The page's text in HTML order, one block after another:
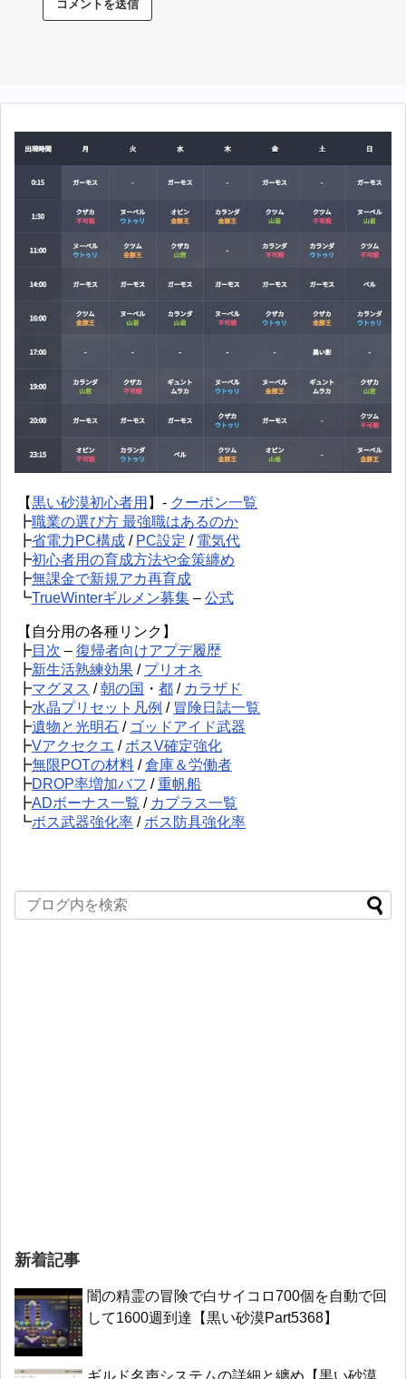
【黒い砂漠初心者用 】- クーポン一覧
┣職業の選び方 最強職はあるのか
┣省電力PC構成 / PC設定 / 電気代
┣初心者用の育成方法や金策纏め
┣無課金で新規アカ再育成
┗TrueWinterギルメン募集 – 公式
【自分用の各種リンク】
┣目次 – 復帰者向けアプデ履歴
┣新生活熟練効果 / プリオネ
┣マグヌス /朝の国 ・ 都 / カラザド
┣水晶プリセット凡例 / 冒険日誌一覧
┣遺物と光明石 / ゴッドアイド武器
┣Vアクセクエ / ボスV確定強化
┣無限POTの材料 /倉庫＆労働者
┣DROP率増加バフ /重帆船
┣ADボーナス一覧 / カプラス一覧
┗ボス武器強化率 / ボス防具強化率
新着記事
闇の精霊の冒険で白サイコロ700個を自動で回
して1600週到達【黒い砂漠Part5368】
ギルド名声システムの詳細と纏め【黒い砂漠